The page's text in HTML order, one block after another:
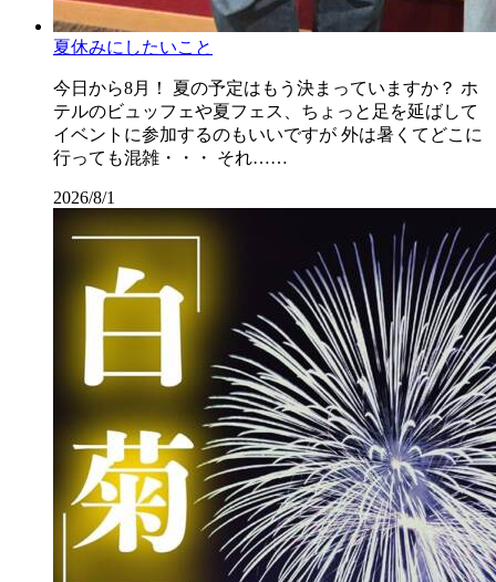
夏休みにしたいこと
今日から8月！ 夏の予定はもう決まっていますか？ ホ
テルのビュッフェや夏フェス、ちょっと足を延ばして
イベントに参加するのもいいですが 外は暑くてどこに
行っても混雑・・・ それ……
2026/8/1